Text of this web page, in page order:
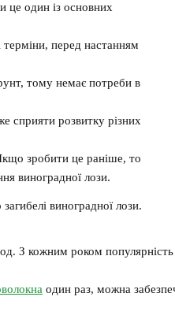
це один із основних
терміни, перед настанням
тому немає потреби в
сприяти розвитку різних
зробити це раніше, то
виноградної лози.
виноградної лози.
. З кожним роком популярність
один раз, можна